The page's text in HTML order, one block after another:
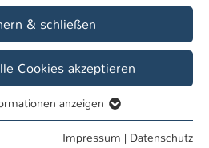
Products and
unserer Art des
der Entwicklung und
& schließen
Cookies akzeptieren
für grundlegende Funktionen
anzeigen
Impressum | Datenschutz